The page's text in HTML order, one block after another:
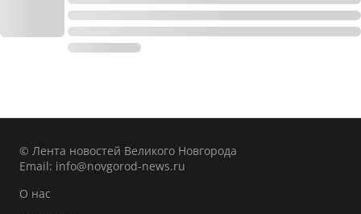
© Лента новостей Великого Новгорода
Email: info@novgorod-news.ru
О нас